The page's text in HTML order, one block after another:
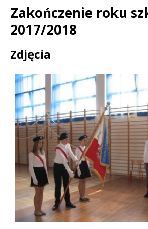
Zakończenie roku
2017/2018
Treść
Zdjęcia